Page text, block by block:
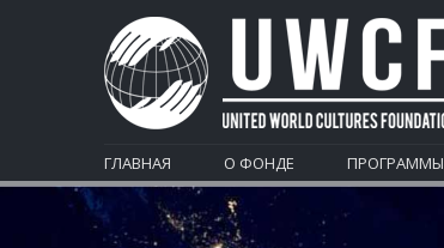
ГЛАВНАЯ О ФОНДЕ ПРОГРАММЫ